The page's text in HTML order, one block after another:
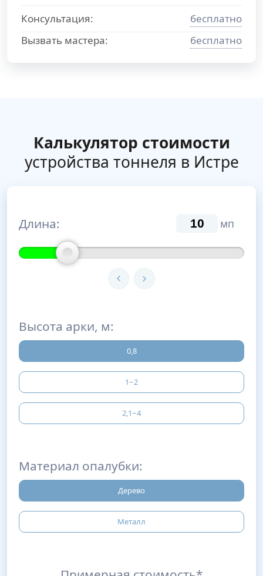
Консультация:
бесплатно
Вызвать мастера:
бесплатно
Калькулятор стоимости
устройства тоннеля в Истре
Длина: мп
Высота арки, м:
0,8
1−2
2,1−4
Материал опалубки:
Дерево
Металл